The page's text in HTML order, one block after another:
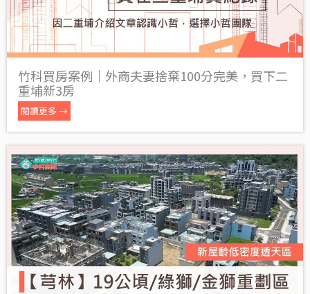
竹科買房案例｜外商夫妻捨棄100分完美，買下二
重埔新3房
閱讀更多 →